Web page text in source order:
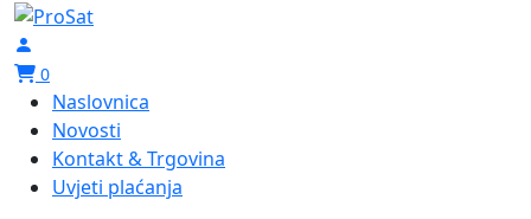
0
Naslovnica
Novosti
Kontakt & Trgovina
Uvjeti plaćanja